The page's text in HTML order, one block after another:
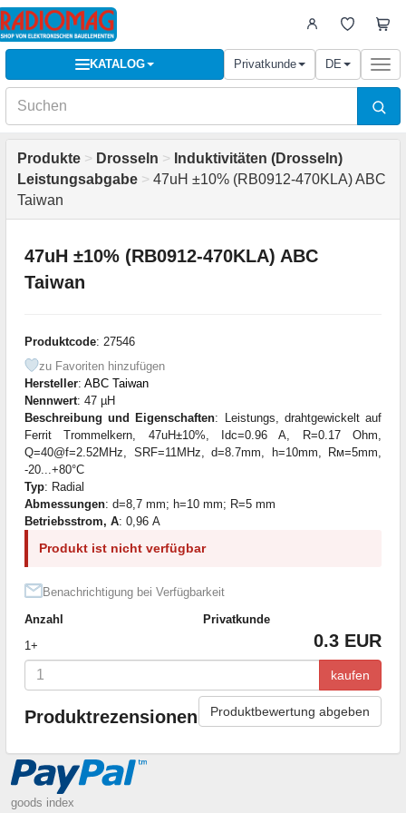
KATALOG Privatkunde DE
Produkte > Drosseln > Induktivitäten (Drosseln)
Leistungsabgabe > 47uH ±10% (RB0912-470KLA) ABC
Taiwan
47uH ±10% (RB0912-470KLA) ABC
Taiwan
Produktcode: 27546
zu Favoriten hinzufügen
Hersteller: ABC Taiwan
Nennwert: 47 µH
Beschreibung und Eigenschaften: Leistungs, drahtgewickelt auf
Ferrit Trommelkern, 47uH±10%, Idc=0.96 A, R=0.17 Ohm,
Q=40@f=2.52MHz, SRF=11MHz, d=8.7mm, h=10mm, Rм=5mm,
-20...+80°C
Typ: Radial
Abmessungen: d=8,7 mm; h=10 mm; R=5 mm
Betriebsstrom, A: 0,96 А
Produkt ist nicht verfügbar
Benachrichtigung bei Verfügbarkeit
Anzahl
Privatkunde
1+
0.3 EUR
kaufen
Produktrezensionen Produktbewertung abgeben
goods index